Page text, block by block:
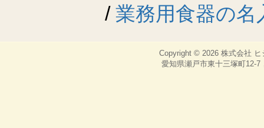
/ 業務用食器の名
Copyright © 2026 株式会社 ヒ
愛知県瀬戸市東十三塚町12-7